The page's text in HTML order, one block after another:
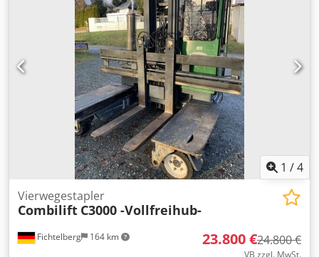
1 /4
Fichtelberg 164 km
Vierwegestapler
Combilift C3000 -Vollfreihub-
23.800 €24.800 €
VB zzgl. MwSt.